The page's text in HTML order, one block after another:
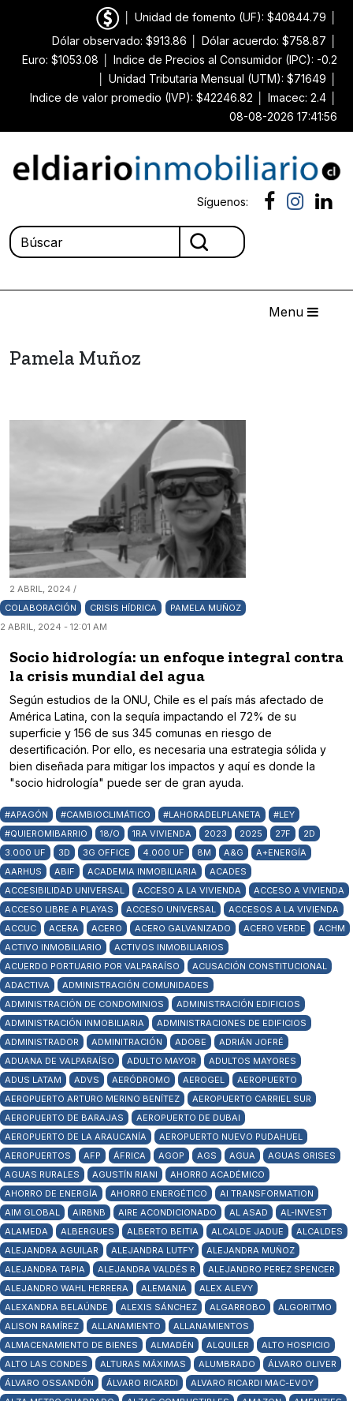
Unidad de fomento (UF): $40844.79
Dólar observado: $913.86
Dólar acuerdo: $758.87
Euro: $1053.08
Indice de Precios al Consumidor (IPC): -0.2
Unidad Tributaria Mensual (UTM): $71649
Indice de valor promedio (IVP): $42246.82
Imacec: 2.4
08-08-2026 17:41:56
Síguenos:
Menu
Pamela Muñoz
2 ABRIL, 2024 /
COLABORACIÓN
CRISIS HÍDRICA
PAMELA MUÑOZ
2 ABRIL, 2024 - 12:01 AM
Socio hidrología: un enfoque integral contra
la crisis mundial del agua
Según estudios de la ONU, Chile es el país más afectado de
América Latina, con la sequía impactando el 72% de su
superficie y 156 de sus 345 comunas en riesgo de
desertificación. Por ello, es necesaria una estrategia sólida y
bien diseñada para mitigar los impactos y aquí es donde la
"socio hidrología" puede ser de gran ayuda.
#APAGÓN #CAMBIOCLIMÁTICO #LAHORADELPLANETA
#LEY
#QUIEROMIBARRIO
18/O 1RA VIVIENDA 2023 2025 27F
2D
3.000 UF
3D 3G OFFICE 4.000 UF 8M A&G
A+ENERGÍA
AARHUS
ABIF ACADEMIA INMOBILIARIA
ACADES
ACCESIBILIDAD UNIVERSAL
ACCESO A LA VIVIENDA
ACCESO A VIVIENDA
ACCESO LIBRE A PLAYAS
ACCESO UNIVERSAL
ACCESOS A LA VIVIENDA
ACCUC
ACERA ACERO ACERO GALVANIZADO ACERO VERDE
ACHM
ACTIVO INMOBILIARIO
ACTIVOS INMOBILIARIOS
ACUERDO PORTUARIO POR VALPARAÍSO
ACUSACIÓN CONSTITUCIONAL
ADACTIVA
ADMINISTRACIÓN COMUNIDADES
ADMINISTRACIÓN DE CONDOMINIOS
ADMINISTRACIÓN EDIFICIOS
ADMINISTRACIÓN INMOBILIARIA
ADMINISTRACIONES DE EDIFICIOS
ADMINISTRADOR
ADMINITRACIÓN ADOBE
ADRIÁN JOFRÉ
ADUANA DE VALPARAÍSO
ADULTO MAYOR
ADULTOS MAYORES
ADUS LATAM
ADVS AERÓDROMO AEROGEL
AEROPUERTO
AEROPUERTO ARTURO MERINO BENÍTEZ
AEROPUERTO CARRIEL SUR
AEROPUERTO DE BARAJAS
AEROPUERTO DE DUBAI
AEROPUERTO DE LA ARAUCANÍA
AEROPUERTO NUEVO PUDAHUEL
AEROPUERTOS
AFP ÁFRICA AGOP AGS AGUA
AGUAS GRISES
AGUAS RURALES
AGUSTÍN RIANI
AHORRO ACADÉMICO
AHORRO DE ENERGÍA
AHORRO ENERGÉTICO
AI TRANSFORMATION
AIM GLOBAL
AIRBNB AIRE ACONDICIONADO AL ASAD
AL-INVEST
ALAMEDA
ALBERGUES ALBERTO BEITIA ALCALDE JADUE
ALCALDES
ALEJANDRA AGUILAR
ALEJANDRA LUTFY
ALEJANDRA MUÑOZ
ALEJANDRA TAPIA
ALEJANDRA VALDÉS R
ALEJANDRO PEREZ SPENCER
ALEJANDRO WAHL HERRERA
ALEMANIA
ALEX ALEVY
ALEXANDRA BELAÚNDE
ALEXIS SÁNCHEZ ALGARROBO
ALGORITMO
ALISON RAMÍREZ
ALLANAMIENTO
ALLANAMIENTOS
ALMACENAMIENTO DE BIENES
ALMADÉN ALQUILER
ALTO HOSPICIO
ALTO LAS CONDES
ALTURAS MÁXIMAS ALUMBRADO
ÁLVARO OLIVER
ÁLVARO OSSANDÓN
ÁLVARO RICARDI
ALVARO RICARDI MAC-EVOY